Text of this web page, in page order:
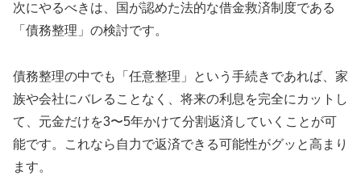
次にやるべきは、国が認めた法的な借金救済制度である
「債務整理」の検討です。
債務整理の中でも「任意整理」という手続きであれば、家
族や会社にバレることなく、将来の利息を完全にカットし
て、元金だけを3〜5年かけて分割返済していくことが可
能です。これなら自力で返済できる可能性がグッと高まり
ます。